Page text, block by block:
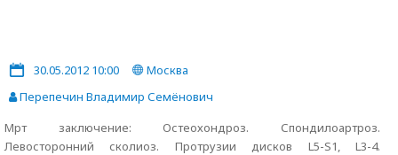
30.05.2012 10:00
Москва
Перепечин Владимир Семёнович
Мрт заключение: Остеохондроз. Спондилоартроз.
Левосторонний сколиоз. Протрузии дисков L5-S1, L3-4.